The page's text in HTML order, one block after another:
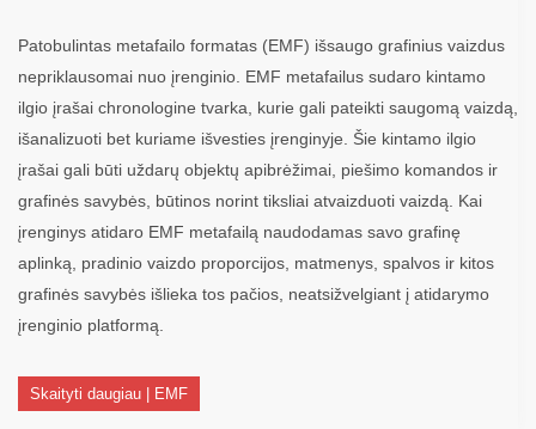
Patobulintas metafailo formatas (EMF) išsaugo grafinius vaizdus
nepriklausomai nuo įrenginio. EMF metafailus sudaro kintamo
ilgio įrašai chronologine tvarka, kurie gali pateikti saugomą vaizdą,
išanalizuoti bet kuriame išvesties įrenginyje. Šie kintamo ilgio
įrašai gali būti uždarų objektų apibrėžimai, piešimo komandos ir
grafinės savybės, būtinos norint tiksliai atvaizduoti vaizdą. Kai
įrenginys atidaro EMF metafailą naudodamas savo grafinę
aplinką, pradinio vaizdo proporcijos, matmenys, spalvos ir kitos
grafinės savybės išlieka tos pačios, neatsižvelgiant į atidarymo
įrenginio platformą.
Skaityti daugiau | EMF